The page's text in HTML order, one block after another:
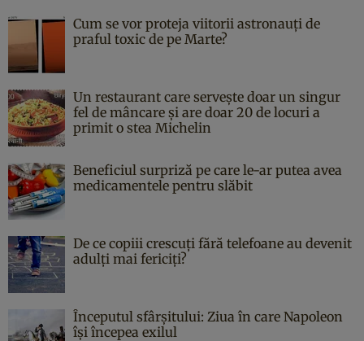
Cum se vor proteja viitorii astronauți de
praful toxic de pe Marte?
Un restaurant care servește doar un singur
fel de mâncare și are doar 20 de locuri a
primit o stea Michelin
Beneficiul surpriză pe care le-ar putea avea
medicamentele pentru slăbit
De ce copiii crescuți fără telefoane au devenit
adulți mai fericiți?
Începutul sfârşitului: Ziua în care Napoleon
îşi începea exilul